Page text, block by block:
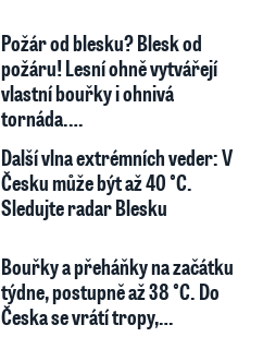
Požár od blesku? Blesk od
požáru! Lesní ohně vytvářejí
vlastní bouřky i ohnivá
tornáda.…
Další vlna extrémních veder: V
Česku může být až 40 °C.
Sledujte radar Blesku
Bouřky a přeháňky na začátku
týdne, postupně až 38 °C. Do
Česka se vrátí tropy,…